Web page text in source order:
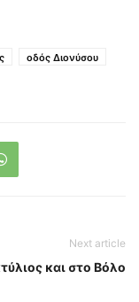
οδός Διονύσου
Next article
και στο Βόλο